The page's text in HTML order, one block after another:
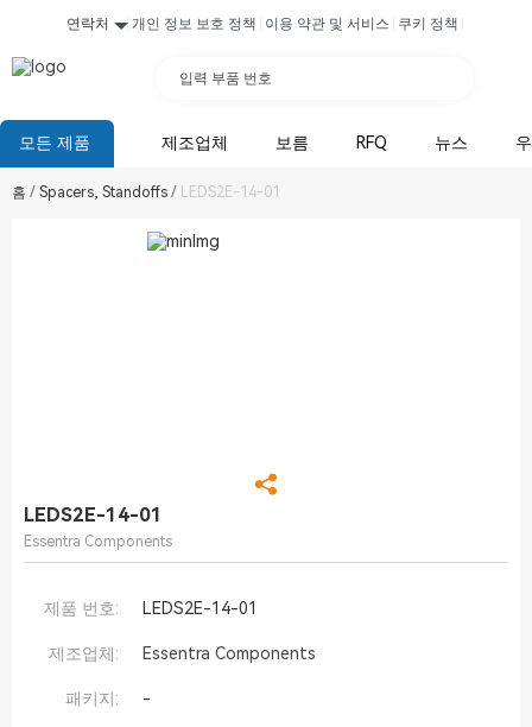
연락처 개인 정보 보호 정책 이용 약관 및 서비스 쿠키 정책
입력 부품 번호
모든 제품 제조업체 보름 RFQ 뉴스
홈 / Spacers, Standoffs / LEDS2E-14-01
LEDS2E-14-01
Essentra Components
제품 번호: LEDS2E-14-01
제조업체: Essentra Components
패키지: -